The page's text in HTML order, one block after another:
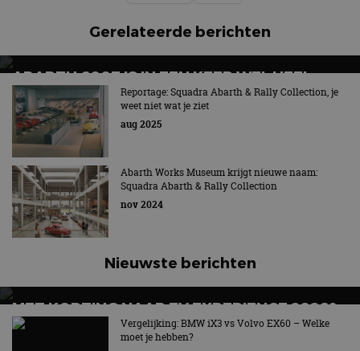
Gerelateerde berichten
ABARTH 600E IS IN EEN KEER WEL HEEL
VOORDELIG
Abarth wint van Opel en Alfa Romeo
Reportage: Squadra Abarth & Rally Collection, je
weet niet wat je ziet
aug 2025
Abarth Works Museum krijgt nieuwe naam:
Squadra Abarth & Rally Collection
nov 2024
Nieuwste berichten
MET KORTING NAAR EV EXPERIENCE 2026?
AUTORAI REGELT HET!Vergelijking: BMW iX3 vs Volvo EX60 – Welke
moet je hebben?